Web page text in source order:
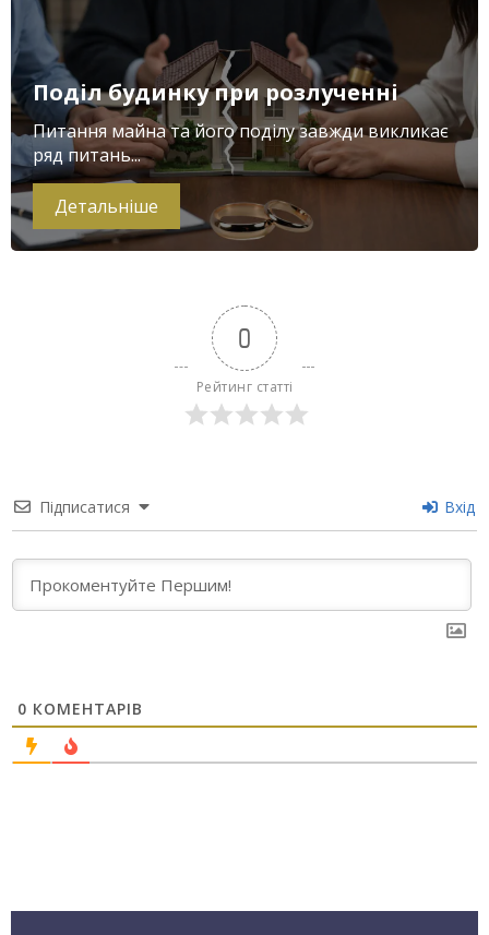
Поділ будинку при розлученні
Питання майна та його поділу завжди викликає
ряд питань...
Детальніше
0
Рейтинг статті
Підписатися Вхід
0 КОМЕНТАРІВ